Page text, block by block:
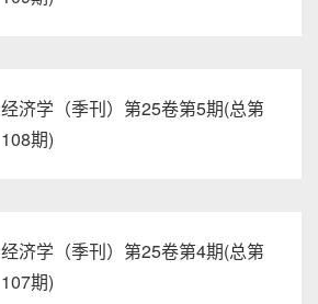
经济学（季刊）第25卷第5期(总第
108期)
经济学（季刊）第25卷第4期(总第
107期)